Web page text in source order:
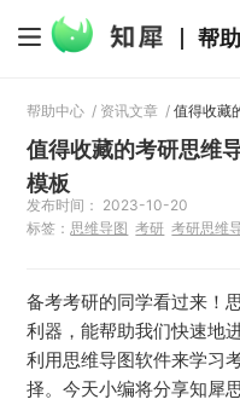
帮
帮助中心 / 资讯文章 /
值得收藏的考研思维
模板
发布时间： 2023-10-20
标签：思维导图 考研 考研思维
备考考研的同学看过来！
利器，能帮助我们快速地
利用思维导图软件来学习
择。今天小编将分享知犀